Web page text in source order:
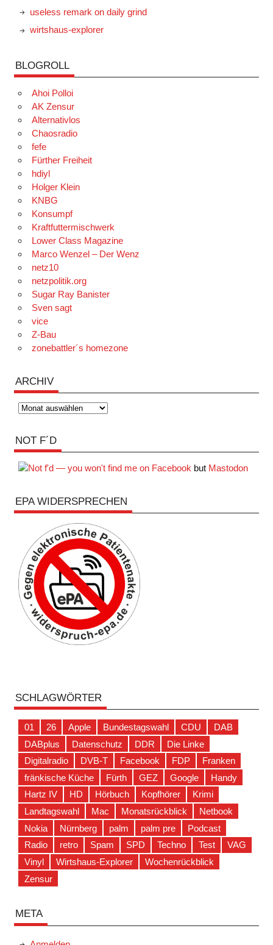
useless remark on daily grind
wirtshaus-explorer
BLOGROLL
Ahoi Polloi
AK Zensur
Alternativlos
Chaosradio
fefe
Fürther Freiheit
hdiyl
Holger Klein
KNBG
Konsumpf
Kraftfuttermischwerk
Lower Class Magazine
Marco Wenzel – Der Wenz
netz10
netzpolitik.org
Sugar Ray Banister
Sven sagt
vice
Z-Bau
zonebattler´s homezone
ARCHIV
Archiv
NOT F´D
but Mastodon
EPA WIDERSPRECHEN
SCHLAGWÖRTER
01 26 Apple Bundestagswahl CDU
DAB
DABplus
Datenschutz DDR
Die Linke
Digitalradio
DVB-T Facebook FDP
Franken
fränkische Küche
Fürth GEZ Google
Handy
Hartz IV
HD Hörbuch Kopfhörer
Krimi
Landtagswahl
Mac Monatsrückblick
Netbook
Nokia
Nürnberg palm palm pre
Podcast
Radio
retro Spam SPD Techno Test
VAG
Vinyl
Wirtshaus-Explorer
Wochenrückblick
Zensur
META